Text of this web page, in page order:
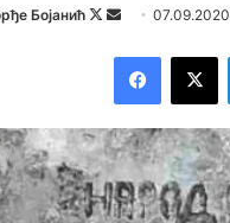
Бојанић
F
o
w
o
n
d
a
n
e
m
07.09.2020